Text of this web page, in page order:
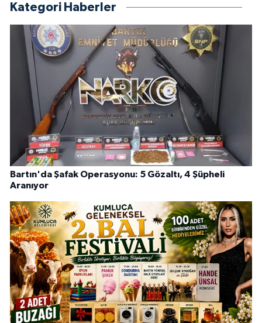
Kategori Haberler
Bartın'da Şafak Operasyonu: 5 Gözaltı, 4 Şüpheli
Aranıyor